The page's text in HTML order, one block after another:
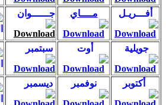
مــــاي جــــــوان
الثاني
أوت
سبتمبر
الثالث
نوفمبر
ديسمبر
الرابع